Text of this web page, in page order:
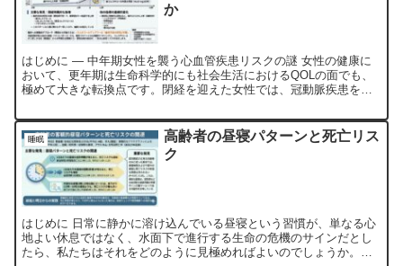
か
はじめに — 中年期女性を襲う心血管疾患リスクの謎 女性の健康に
おいて、更年期は生命科学的にも社会生活におけるQOLの面でも、
極めて大きな転換点です。閉経を迎えた女性では、冠動脈疾患をは
睡眠
高齢者の昼寝パターンと死亡リス
ク
はじめに 日常に静かに溶け込んでいる昼寝という習慣が、単なる心
地よい休息ではなく、水面下で進行する生命の危機のサインだとし
たら、私たちはそれをどのように見極めればよいのでしょうか。こ